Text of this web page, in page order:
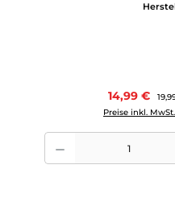
14,99 €
Preise inkl.
Produkt Anzahl: Gib den